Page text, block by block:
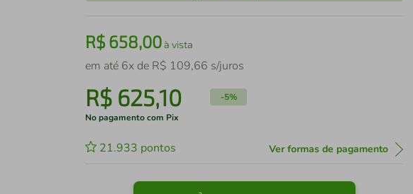
R$658,00à vista
em até 6x de R$ 109,66 s/juros
R$ 625,10 -5%
No pagamento com Pix
21.933 pontos Ver formas de pagamento